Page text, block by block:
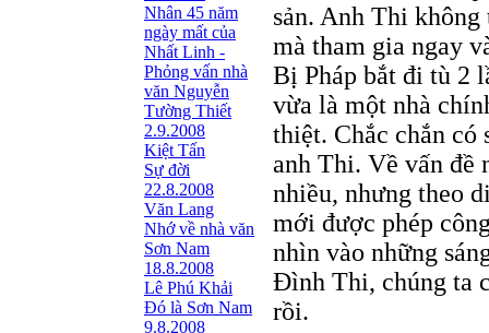
Nhân 45 năm
ngày mất của
Nhất Linh -
Phỏng vấn nhà
văn Nguyễn
Tường Thiết
2.9.2008
Kiệt Tấn
Sự đời
22.8.2008
Văn Lang
Nhớ về nhà văn
Sơn Nam
18.8.2008
Lê Phú Khải
Đó là Sơn Nam
9.8.2008
sản. Anh Thi
mà tham gia ngay
Bị Pháp bắt đi tù 2
vừa là một nhà
thiệt. Chắc chắn có
anh Thi. Về vấn đề
nhiều, nhưng theo
mới được phép
nhìn vào những
Đình Thi, chúng ta
rồi.